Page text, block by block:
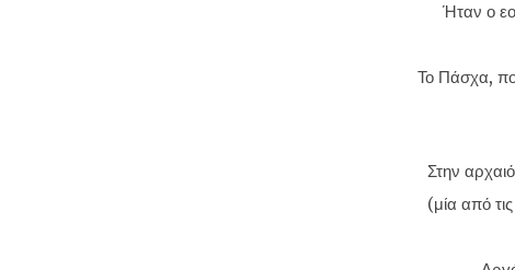
Ήταν ο
Το Πάσχα,
Στην
(μία από